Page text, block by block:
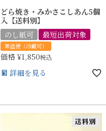
どら焼き・みかさこしあん5個
入【送料別】
のし紙可
最短出荷対象
常温便（冷蔵可）
価格¥1,850税込
詳細を見る